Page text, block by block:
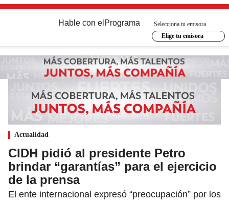
Hable con el Programa
Selecciona tu emisora
Elige tu emisora
Actualidad
CIDH pidió al presidente Petro
brindar “garantías” para el ejercicio
de la prensa
El ente internacional expresó “preocupación” por los